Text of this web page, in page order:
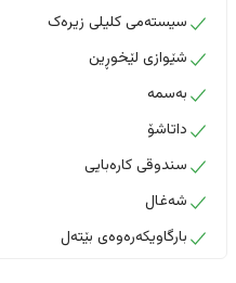
سیستەمی کلیلی زیرەک
شێوازی لێخوڕین
بەسمە
داتاشۆ
سندوقی کارەبایی
شەغال
بارگاویکەرەوەی بێتەل